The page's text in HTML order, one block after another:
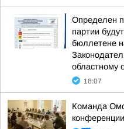
Определен
партии
бюллетене
областному
18:07
Команда